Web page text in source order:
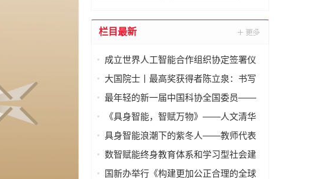
栏目最新
成立世界人工智能合作组织协定签署仪
式在上海举行
大国院士丨最高奖获得者陈立泉：书写
中国新能源奋进传奇
最年轻的新一届中国科协全国委员——
王鹤：坚守科技报国初心，书写具身智
《具身智能，智赋万物》——人文清华
张涛演讲实录
具身智能浪潮下的紫冬人——教师代表
李翔在清华大学自动化系2026年毕业典
数智赋能终身教育体系和学习型社会建
设工作推进会举行
国新办举行《构建更加公正合理的全球